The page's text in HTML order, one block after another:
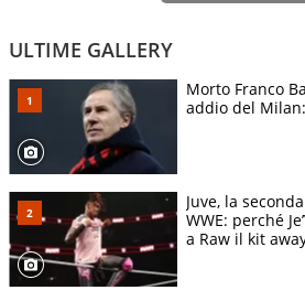
ULTIME GALLERY
Morto Franco
addio del
Juve, la
WWE: perché
a Raw il kit